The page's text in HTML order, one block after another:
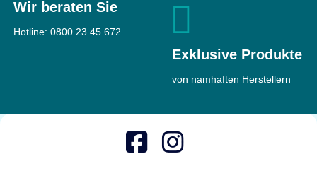
Wir beraten Sie
Hotline: 0800 23 45 672
Exklusive Produkte
von namhaften Herstellern